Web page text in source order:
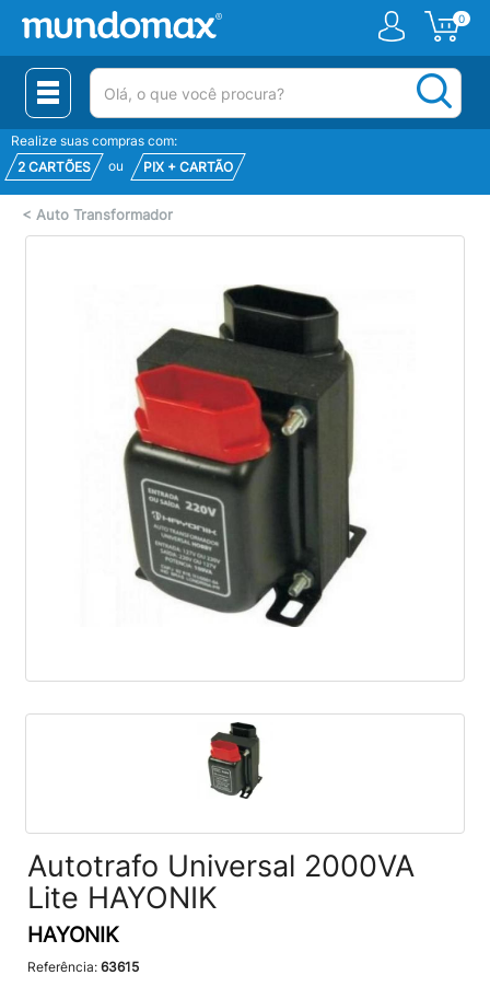
0
(pesquisar)
Realize suas compras com:
2 CARTÕES
ou PIX + CARTÃO
< Auto Transformador
Autotrafo Universal 2000VA
Lite HAYONIK
HAYONIK
Referência: 63615